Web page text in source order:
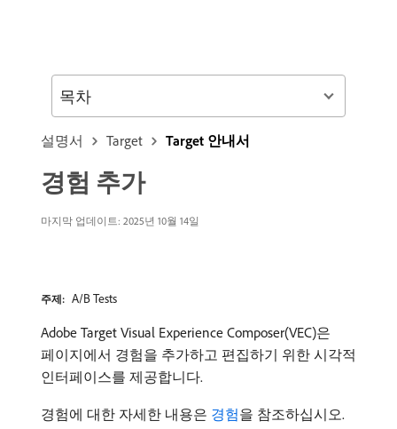
설명서 Target Target 안내서
경험 추가
마지막 업데이트: 2025년 10월 14일
주제: A/B Tests
Adobe Target Visual Experience Composer​(VEC)은
페이지에서 경험을 추가하고 편집하기 위한 시각적
인터페이스를 제공합니다.
경험에 대한 자세한 내용은 경험을 참조하십시오.
목차